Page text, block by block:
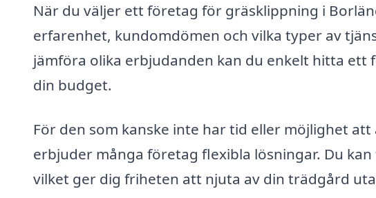
När du väljer ett företag för gräsklippning i
erfarenhet, kundomdömen och vilka typer av
jämföra olika erbjudanden kan du enkelt hitta ett
din budget.
För den som kanske inte har tid eller möjlighet
erbjuder många företag flexibla lösningar. Du
vilket ger dig friheten att njuta av din trädgård